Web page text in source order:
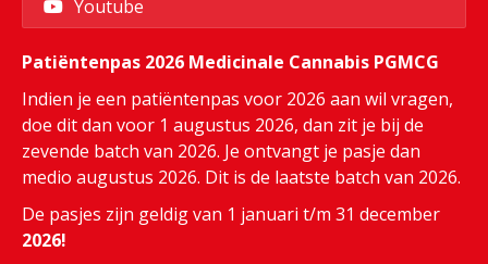
Youtube
Patiëntenpas 2026 Medicinale Cannabis PGMCG
Indien je een patiëntenpas voor 2026 aan wil vragen,
doe dit dan voor 1 augustus 2026, dan zit je bij de
zevende batch van 2026. Je ontvangt je pasje dan
medio augustus 2026. Dit is de laatste batch van 2026.
De pasjes zijn geldig van 1 januari t/m 31 december
2026!